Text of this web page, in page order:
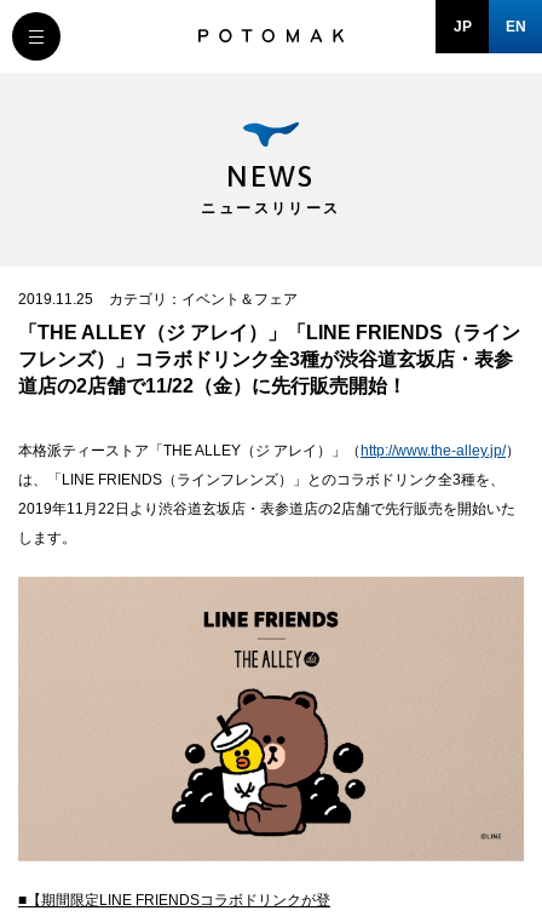
JP EN
COMPANY
DOMAIN
RECRUIT
NEWS
CLOSE
NEWS
ニュースリリース
2019.11.25 カテゴリ：イベント＆フェア
「THE ALLEY（ジ アレイ）」「LINE FRIENDS（ライン
フレンズ）」コラボドリンク全3種が渋谷道玄坂店・表参
道店の2店舗で11/22（金）に先行販売開始！
本格派ティーストア「THE ALLEY（ジ アレイ）」（ http://www.the-alley.jp/）
は、「LINE FRIENDS（ラインフレンズ）」とのコラボドリンク全3種を、
2019年11月22日より渋谷道玄坂店・表参道店の2店舗で先行販売を開始いた
します。
■【期間限定LINE FRIENDSコラボドリンクが登